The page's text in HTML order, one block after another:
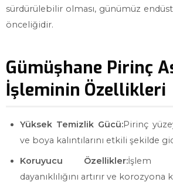
sürdürülebilir olması, günümüz
önceliğidir.
Gümüşhane Pirinç
İşleminin Özellikleri
Yüksek Temizlik Gücü:Pirinç
ve boya kalıntılarını etkili şekilde
Koruyucu Özellikler:İşlem
dayanıklılığını artırır ve korozyona